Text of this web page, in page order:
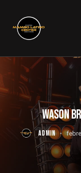
WASON
ADMIN